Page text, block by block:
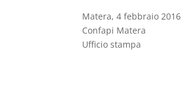
Matera, 4 febbraio 2016
Confapi Matera
Ufficio stampa